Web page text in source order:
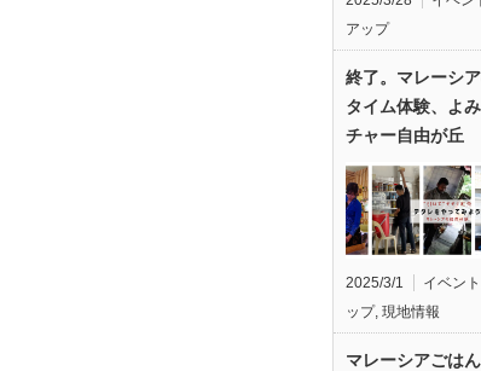
アップ
終了。マレーシ
タイム体験、よ
チャー自由が丘
2025/3/1 イベント
ップ, 現地情報
マレーシアごは